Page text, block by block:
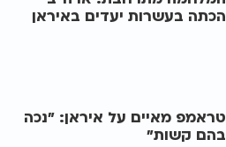
הכתה בעשרות יעדים באיראן
טראמפ מאיים על איראן: "נכה
בהם קשות"